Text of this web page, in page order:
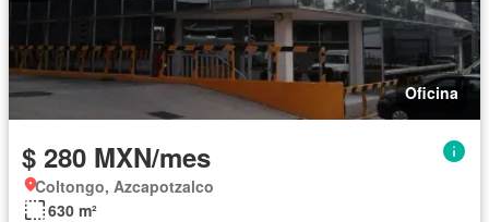
Oficina
$ 280 MXN/mes
Coltongo, Azcapotzalco
630 m²